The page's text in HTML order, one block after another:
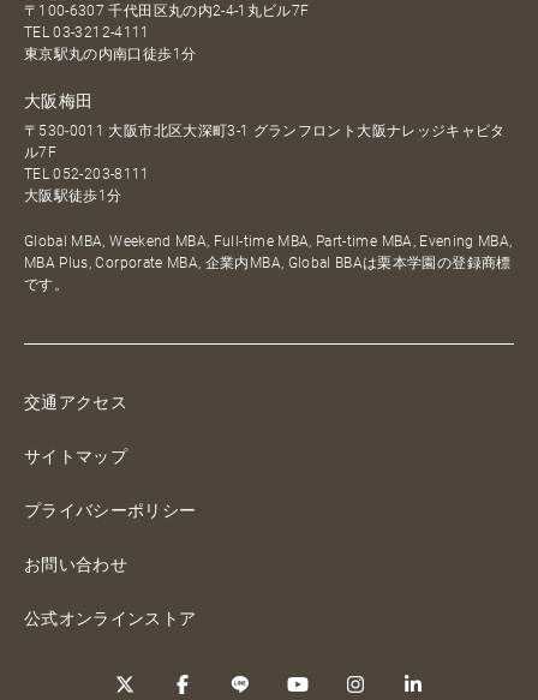
〒100-6307 千代田区丸の内2-4-1丸ビル7F
TEL03-3212-4111
東京駅丸の内南口徒歩1分
大阪梅田
〒530-0011 大阪市北区大深町3-1 グランフロント大阪ナレッジキャピタ
ル7F
TEL052-203-8111
大阪駅徒歩1分
Global MBA, Weekend MBA, Full-time MBA, Part-time MBA, Evening MBA,
MBA Plus, Corporate MBA, 企業内MBA, Global BBAは栗本学園の登録商標
です。
交通アクセス
サイトマップ
プライバシーポリシー
お問い合わせ
公式オンラインストア